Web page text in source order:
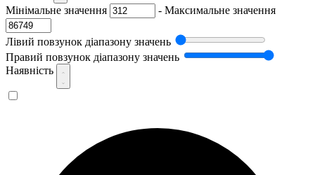
Мінімальне значення - Максимальне значення
Лівий повзунок діапазону значень
Правий повзунок діапазону значень
Наявність